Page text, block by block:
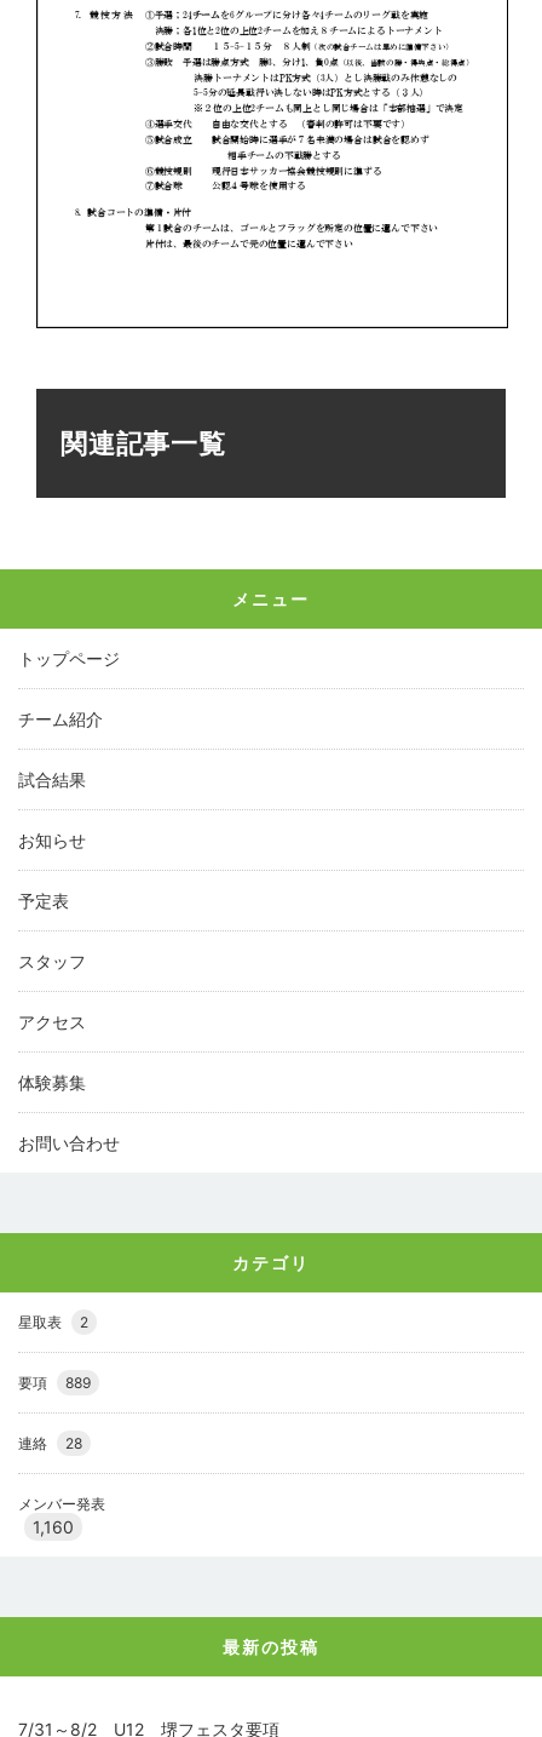
関連記事一覧
メニュー
トップページ
チーム紹介
試合結果
お知らせ
予定表
スタッフ
アクセス
体験募集
お問い合わせ
カテゴリ
星取表 2
要項 889
連絡 28
メンバー発表
1,160
最新の投稿
7/31～8/2 U12 堺フェスタ要項